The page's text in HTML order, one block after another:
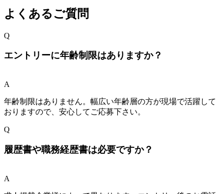
よくあるご質問
Q
エントリーに年齢制限はありますか？
A
年齢制限はありません。幅広い年齢層の方が現場で活躍して
おりますので、安心してご応募下さい。
Q
履歴書や職務経歴書は必要ですか？
A